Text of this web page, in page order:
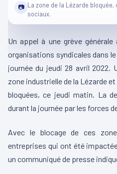
📷 La zone de la Lézarde
sociaux.
Un appel à une grève
organisations syndicales dans
journée du jeudi 28 avril 2022.
zone industrielle de la Lézarde
bloquées, ce jeudi matin. La
durant la journée par les forces
Avec le blocage de ces
entreprises qui ont été
un communiqué de presse